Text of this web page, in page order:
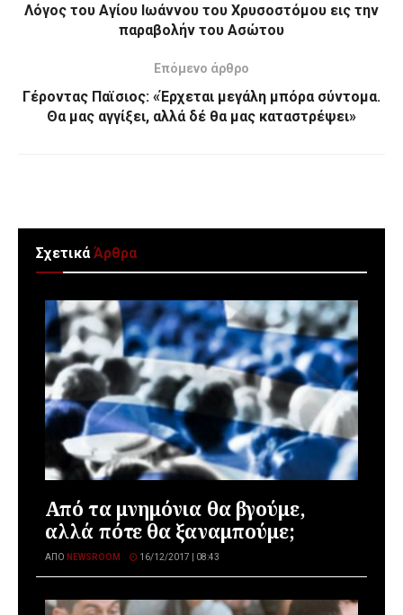
Λόγος του Αγίου Ιωάννου του Χρυσοστόμου εις την
παραβολήν του Ασώτου
Επόμενο άρθρο
Γέροντας Παϊσιος: «Έρχεται μεγάλη μπόρα σύντομα.
Θα μας αγγίξει, αλλά δέ θα μας καταστρέψει»
ΣχετικάΆρθρα
Από τα μνημόνια θα βγούμε,
αλλά πότε θα ξαναμπούμε;
ΑΠΌ NEWSROOM 16/12/2017 | 08:43